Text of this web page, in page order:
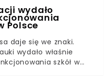
wydało
Polsce
daje się we znaki.
wydało właśnie
szkół w